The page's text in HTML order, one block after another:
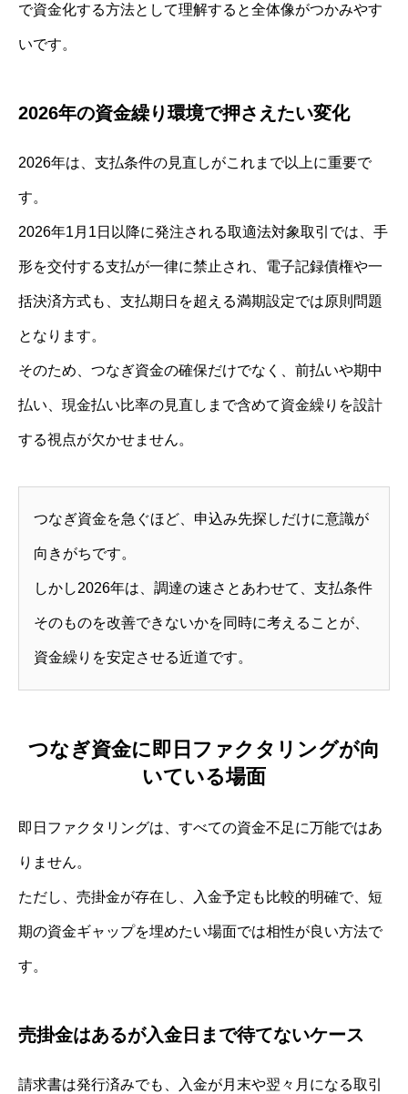
で資金化する方法として理解すると全体像がつかみやす
いです。
2026年の資金繰り環境で押さえたい変化
2026年は、支払条件の見直しがこれまで以上に重要で
す。
2026年1月1日以降に発注される取適法対象取引では、手
形を交付する支払が一律に禁止され、電子記録債権や一
括決済方式も、支払期日を超える満期設定では原則問題
となります。
そのため、つなぎ資金の確保だけでなく、前払いや期中
払い、現金払い比率の見直しまで含めて資金繰りを設計
する視点が欠かせません。
つなぎ資金を急ぐほど、申込み先探しだけに意識が
向きがちです。
しかし2026年は、調達の速さとあわせて、支払条件
そのものを改善できないかを同時に考えることが、
資金繰りを安定させる近道です。
つなぎ資金に即日ファクタリングが向
いている場面
即日ファクタリングは、すべての資金不足に万能ではあ
りません。
ただし、売掛金が存在し、入金予定も比較的明確で、短
期の資金ギャップを埋めたい場面では相性が良い方法で
す。
売掛金はあるが入金日まで待てないケース
請求書は発行済みでも、入金が月末や翌々月になる取引